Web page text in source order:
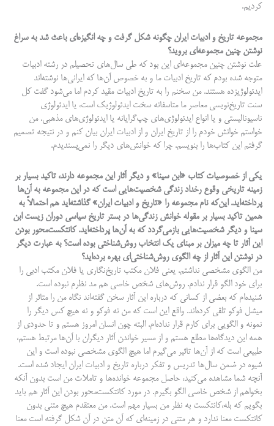
کردیم.
مجموعه تاریخ و ادبیات ایران چگونه شکل گرفت و چه انگیزه‌ای باعث شد به سراغ
نوشتن چنین مجموعه‌ای بروید؟
علت نوشتن چنین مجموعه‌­ای این بود که طی سال‌های تحصیلم در رشته ادبیات
متوجه شده بودم که تاریخ ادبیات‌ ما و به خصوص آن‌ها که ایرانی‌ها نوشته‌اند
ایدئولوژی‎زده هستند. من سخنم را به تاریخ ادبیات مقید کردم اما می‌شود گفت کل
سنت تاریخ‌نویسی معاصر ما متاسفانه سخت ایدئولوژیک است، یا ایدئولوژی
ناسیونالیستی و یا انواع ایدئولوژی‌های چپ‌گرایانه یا ایدئولوژی‌های مذهبی. من
خواستم خوانش خودم را از تاریخ ایران و از ادبیات ایران بیان کنم و در نتیجه تصمیم‌
گرفتم این کتاب‌ها را بنویسم. چرا که خوانش‌های دیگر را نمی‌پسندیدم.
یکی از خصوصیات کتاب «ابن سینا» و دیگر آثار این مجموعه دارند، تاکید بسیار بر
زمینه تاریخی وقوع رخداد زندگی شخصیت‌هایی است که در این مجموعه به آن‌ها
پرداخته‌اید. این‌که نام مجموعه را «تاریخ و ادبیات ایران» گذاشته‌اید هم احتمالاً به
همین تاکید بسیار بر مقوله‌ خوانش زندگی‌ها در بستر تاریخ سیاسی دوران زیست ابن
سینا و دیگر شخصیت‌هایی بازمی‌گردد که به آن‌ها پرداخته‌اید. کانتکست‌محور بودن
این آثار تا چه میزان بر مبنای یک انتخاب روش‌شناختی بوده است؟ به عبارت دیگر
در نوشتن این آثار از چه الگوی روش‌شناختی‌ای بهره برده‌اید؟
من الگوی مشخصی نداشتم. یعنی فلان مکتب تاریخ‌نگاری یا فلان مکتب ادبی را
برای خود الگو قرار ندادم. روش‌های شخص خاصی هم مد نظرم نبوده است.
شنیده‌ام که بعضی از کسانی که درباره این آثار سخن گفته‌اند نگاه من را متاثر از
میشل فوکو تلقی کرده‌اند. واقع این است که من نه فوکو و نه هیچ کس دیگر را
نمونه و الگویی برای کارم قرار نداده‌ام. البته چون انسان امروز هستم و تا حدودی از
همه این دیدگاه‌ها مطلع هستم و از مسیر خواندن آثار دیگران با آن‌ها مرتبط هستم،
طبیعی است که از آن‌ها تاثیر می‌گیرم اما هیچ الگوی مشخصی نبوده است و این
شیوه در ضمن سال‌ها تدریس و تفکر درباره تاریخ و ادبیات ایران ایجاد شده است.
آنچه شما مشاهده می‌کنید، حاصل مجموعه خوانده‌ها و تاملات من است بدون آنکه
بخواهم از شخص خاصی الگو بگیرم. در مورد کانتکست‌محور بودن این آثار هم باید
بگویم که بله،کانتکست به نظر من بسیار مهم است. من معتقدم هیچ متنی بدون
کانتکست معنا ندارد و هر متنی در زمینه‌ای که آن متن در آن شکل گرفته است معنا